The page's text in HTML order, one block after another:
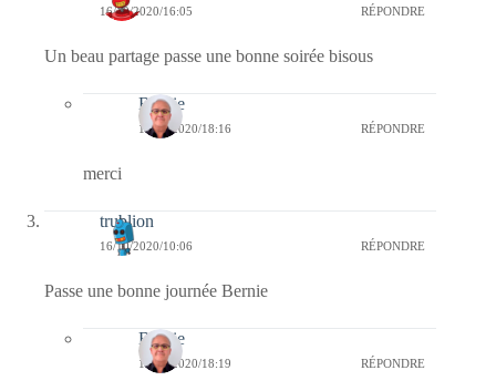
16/10/2020/16:05 RÉPONDRE
Un beau partage passe une bonne soirée bisous
Bernie
16/10/2020/18:16 RÉPONDRE
merci
trublion
16/10/2020/10:06 RÉPONDRE
Passe une bonne journée Bernie
Bernie
16/10/2020/18:19 RÉPONDRE